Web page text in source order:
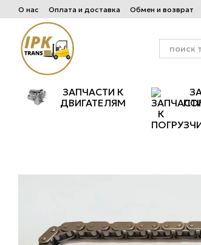
Перейти к основному контенту
О нас Оплата и доставка Обмен и возврат
ЗАПЧАСТИ К
ДВИГАТЕЛЯМ